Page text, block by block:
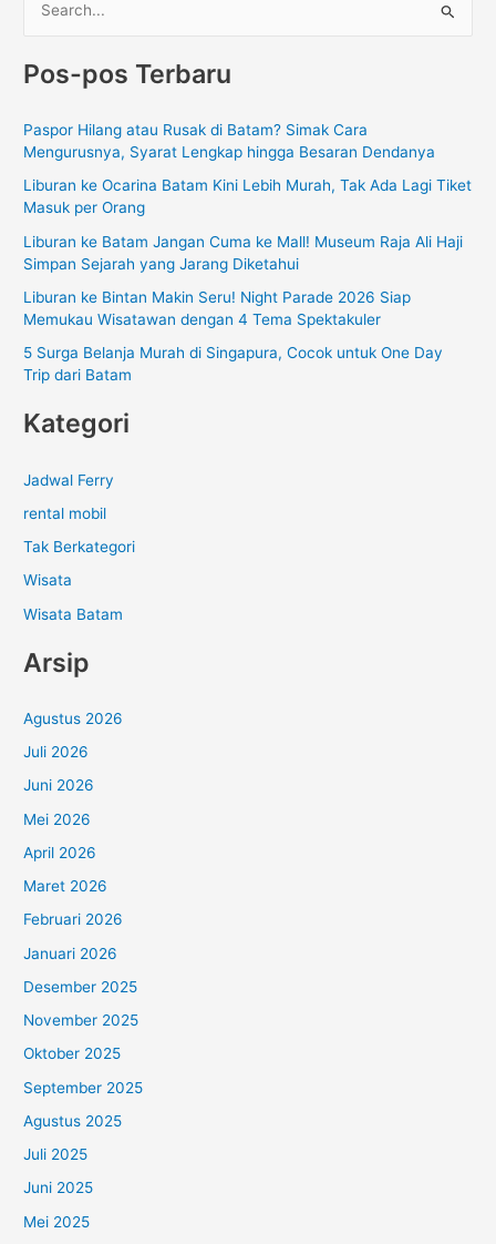
r
u
t
Pos-pos Terbaru
Paspor Hilang atau Rusak di Batam? Simak Cara
Mengurusnya, Syarat Lengkap hingga Besaran Dendanya
Liburan ke Ocarina Batam Kini Lebih Murah, Tak Ada Lagi Tiket
Masuk per Orang
Liburan ke Batam Jangan Cuma ke Mall! Museum Raja Ali Haji
Simpan Sejarah yang Jarang Diketahui
Liburan ke Bintan Makin Seru! Night Parade 2026 Siap
Memukau Wisatawan dengan 4 Tema Spektakuler
5 Surga Belanja Murah di Singapura, Cocok untuk One Day
Trip dari Batam
Kategori
Jadwal Ferry
rental mobil
Tak Berkategori
Wisata
Wisata Batam
Arsip
Agustus 2026
Juli 2026
Juni 2026
Mei 2026
April 2026
Maret 2026
Februari 2026
Januari 2026
Desember 2025
November 2025
Oktober 2025
September 2025
Agustus 2025
Juli 2025
Juni 2025
Mei 2025